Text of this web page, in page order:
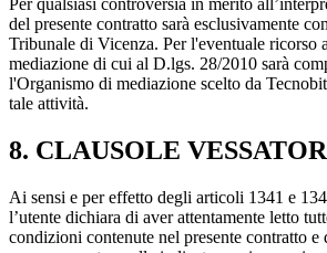
del presente contratto sarà esclusivamente
Tribunale di Vicenza. Per l'eventuale ricorso
mediazione di cui al D.lgs. 28/2010 sarà
l'Organismo di mediazione scelto da
tale attività.
8. CLAUSOLE
Ai sensi e per effetto degli articoli 1341 e
l’utente dichiara di aver attentamente letto
condizioni contenute nel presente contratto e